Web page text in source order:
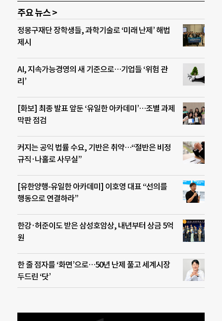
주요 뉴스 >
정몽구재단 장학생들, 과학기술로 ‘미래 난제’ 해법
제시
AI, 지속가능경영의 새 기준으로…기업들 ‘위험 관
리’
[화보] 최종 발표 앞둔 ‘유일한 아카데미’…조별 과제
막판 점검
커지는 공익 법률 수요, 기반은 취약…“절반은 비정
규직·나홀로 사무실”
[유한양행-유일한 아카데미] 이호영 대표 “선의를
행동으로 연결하라”
한강·허준이도 받은 삼성호암상, 내년부터 상금 5억
원
한 줄 점자를 ‘화면’으로…50년 난제 풀고 세계시장
두드린 ‘닷’